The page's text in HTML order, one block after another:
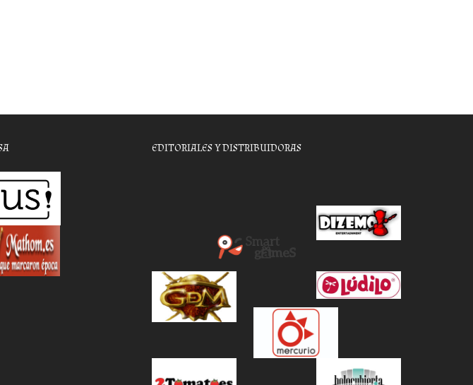
EDITORIALES Y DISTRIBUIDORAS